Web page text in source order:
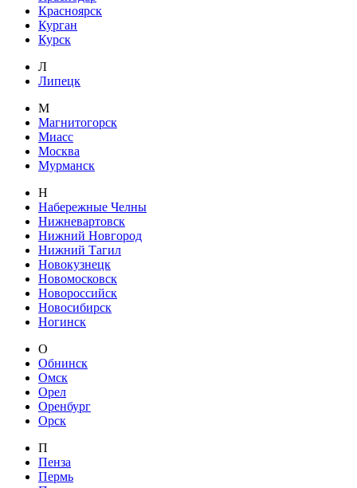
Красноярск
Курган
Курск
Л
Липецк
М
Магнитогорск
Миасс
Москва
Мурманск
Н
Набережные Челны
Нижневартовск
Нижний Новгород
Нижний Тагил
Новокузнецк
Новомосковск
Новороссийск
Новосибирск
Ногинск
О
Обнинск
Омск
Орел
Оренбург
Орск
П
Пенза
Пермь